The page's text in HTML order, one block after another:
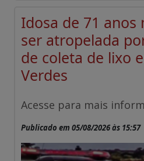
Idosa de 71 anos
ser atropelada
de coleta de lixo
Verdes
Acesse para mais
Publicado em 05/08/2026 às 15:57